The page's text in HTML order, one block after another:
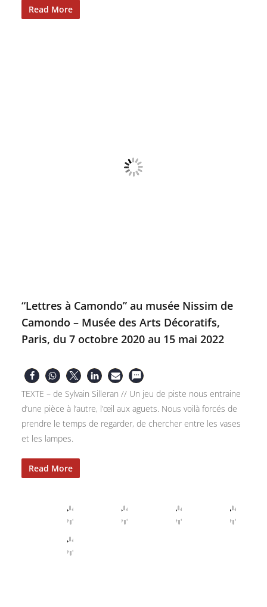
Read More
“Lettres à Camondo” au musée Nissim de
Camondo – Musée des Arts Décoratifs,
Paris, du 7 octobre 2020 au 15 mai 2022
TEXTE – de Sylvain Silleran // Un jeu de piste nous entraine
d’une pièce à l’autre, l’œil aux aguets. Nous voilà forcés de
prendre le temps de regarder, de chercher entre les vases
et les lampes.
Read More